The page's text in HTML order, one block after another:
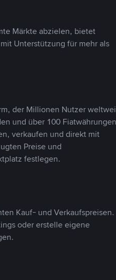
Märkte abzielen, bietet
Unterstützung für mehr als
der Millionen Nutzer
und über 100
verkaufen und direkt mit
Preise und
festlegen.
Kauf- und Verkaufspreisen.
oder erstelle eigene